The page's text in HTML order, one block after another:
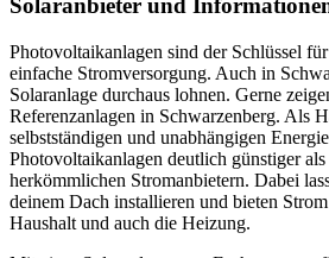
Solaranbieter und
Photovoltaikanlagen sind der Schlüssel
einfache Stromversorgung. Auch in
Solaranlage durchaus lohnen. Gerne
Referenzanlagen in Schwarzenberg. Als
selbstständigen und unabhängigen
Photovoltaikanlagen deutlich günstiger
herkömmlichen Stromanbietern. Dabei
deinem Dach installieren und bieten
Haushalt und auch die Heizung.